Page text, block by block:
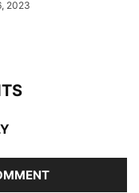
2023